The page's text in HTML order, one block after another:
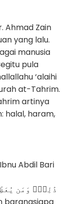
Ahmad Zain
yang lalu.
manusia
pula
‘alaihi
at-Tahrim.
artinya
halal, haram,
Abdil Bari
ذَٰلِكَۖ وَمَن